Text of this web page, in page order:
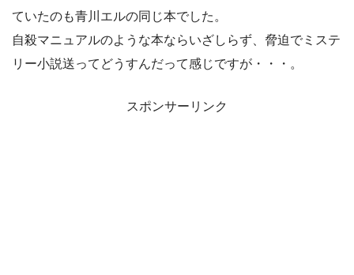
ていたのも青川エルの同じ本でした。
自殺マニュアルのような本ならいざしらず、脅迫でミステ
リー小説送ってどうすんだって感じですが・・・。
スポンサーリンク